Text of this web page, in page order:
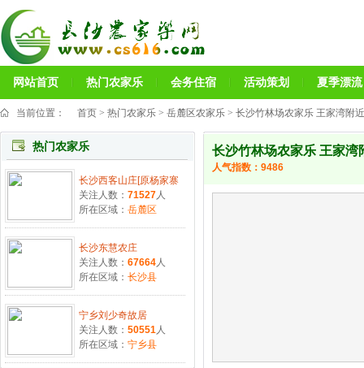
网站首页 热门农家乐 会务住宿 活动策划 夏季漂流
当前位置： 首页 > 热门农家乐 > 岳麓区农家乐 > 长沙竹林场农家乐 王家湾附
热门农家乐
长沙西客山庄[原杨家寨
关注人数： 71527人
所在区域： 岳麓区
长沙东慧农庄
关注人数： 67664人
所在区域： 长沙县
宁乡刘少奇故居
关注人数： 50551人
所在区域： 宁乡县
长沙竹林场农家乐 王家湾
人气指数： 9486